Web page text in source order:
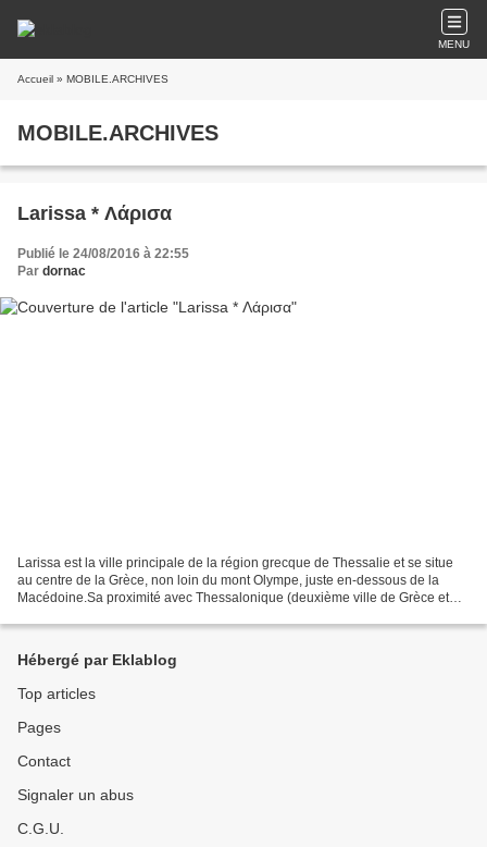
MENU
Accueil » MOBILE.ARCHIVES
MOBILE.ARCHIVES
Larissa * Λάρισα
Publié le 24/08/2016 à 22:55
Par dornac
Larissa est la ville principale de la région grecque de Thessalie et se situe
au centre de la Grèce, non loin du mont Olympe, juste en-dessous de la
Macédoine.Sa proximité avec Thessalonique (deuxième ville de Grèce et
Hébergé par Eklablog
Top articles
Pages
Contact
Signaler un abus
C.G.U.